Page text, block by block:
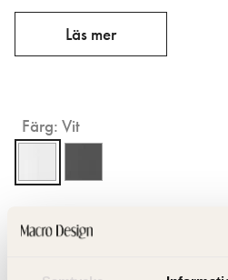
Läs mer
Färg: Vit
Rensa alla filter